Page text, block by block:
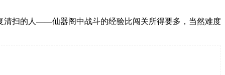
清扫的人——仙器阁中战斗的经验比闯关所得要多，当然难度